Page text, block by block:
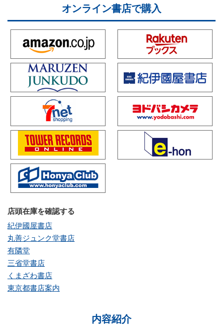
オンライン書店で購入
店頭在庫を確認する
紀伊國屋書店
丸善ジュンク堂書店
有隣堂
三省堂書店
くまざわ書店
東京都書店案内
内容紹介